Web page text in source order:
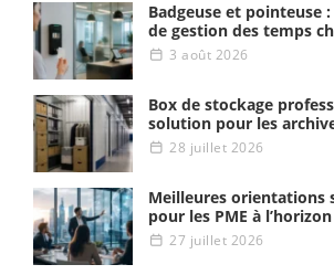
Badgeuse et pointeuse
de gestion des temps
3 août 2026
Box de stockage
solution pour les
28 juillet 2026
Meilleures orientations
pour les PME à
27 juillet 2026